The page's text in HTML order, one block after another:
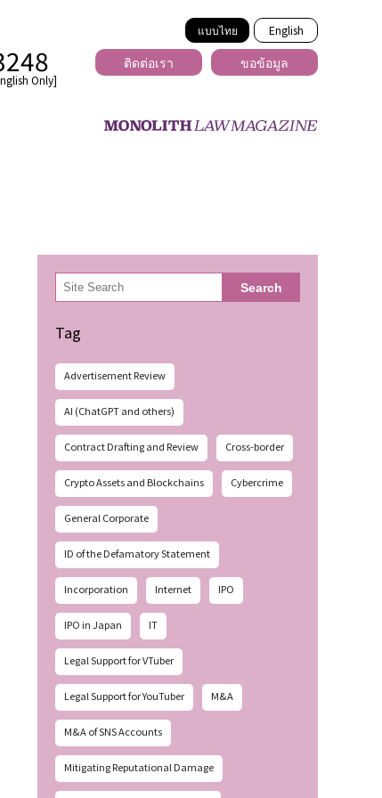
แบบไทย English
Only]
ติดต่อเรา ขอข้อมูล
検
索 Search
Tag
Advertisement Review
AI (ChatGPT and others)
Contract Drafting and Review Cross-border
Crypto Assets and Blockchains Cybercrime
General Corporate
ID of the Defamatory Statement
Incorporation Internet IPO
IPO in Japan IT
Legal Support for VTuber
Legal Support for YouTuber M&A
M&A of SNS Accounts
Mitigating Reputational Damage